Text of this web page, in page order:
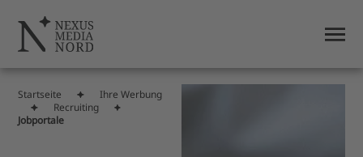
Startseite
Ihre Werbung
Recruiting
Jobportale